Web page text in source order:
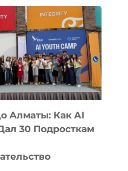
Алматы: Как AI
30 Подросткам